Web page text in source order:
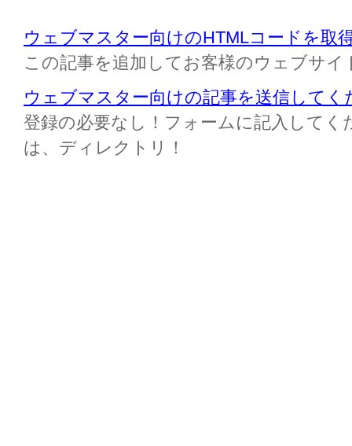
ウェブマスター向けのHTMLコードを取
この記事を追加してお客様のウェブサイ
ウェブマスター向けの記事を送信してく
登録の必要なし！フォームに記入してく
は、ディレクトリ！